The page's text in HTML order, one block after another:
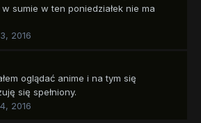
sumie w ten poniedziałek nie ma
2016
oglądać anime i na tym się
się spełniony.
2016